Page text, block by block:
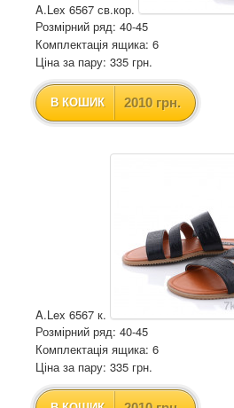
A.Lex 6567 св.кор.
Розмірний ряд: 40-45
Комплектація ящика: 6
Ціна за пару: 335 грн.
В КОШИК 2010 грн.
A.Lex 6567 к.
Розмірний ряд: 40-45
Комплектація ящика: 6
Ціна за пару: 335 грн.